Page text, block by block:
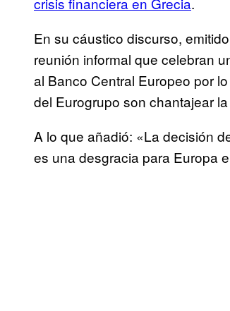
En su cáustico discurso,
reunión informal que celebran
al Banco Central Europeo por
del Eurogrupo son chantajear
A lo que añadió: «La decisión
es una desgracia para Europa